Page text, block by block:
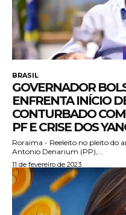
BRASIL
GOVERNADOR
ENFRENTA INÍCIO
CONTURBADO
PF E CRISE DOS
Roraima - Reeleito no pleito do
Antonio Denarium (PP),...
11 de fevereiro de 2023